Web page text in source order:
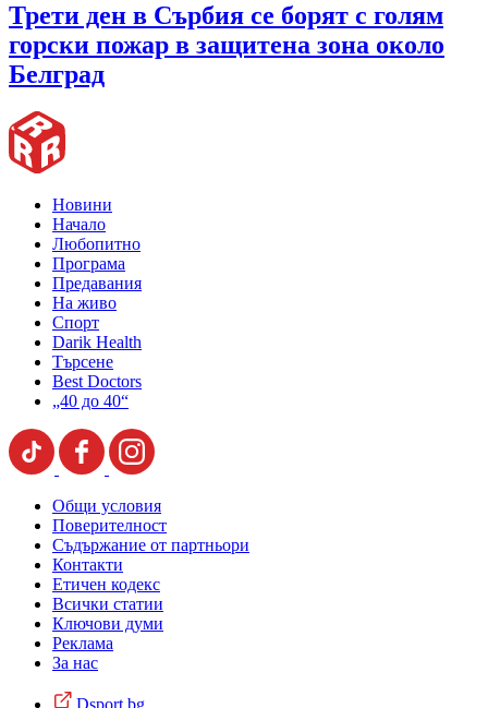
Трети ден в Сърбия се борят с голям
горски пожар в защитена зона около
Белград
Новини
Начало
Любопитно
Програма
Предавания
На живо
Спорт
Darik Health
Търсене
Best Doctors
„40 до 40“
Общи условия
Поверителност
Съдържание от партньори
Контакти
Етичен кодекс
Всички статии
Ключови думи
Реклама
За нас